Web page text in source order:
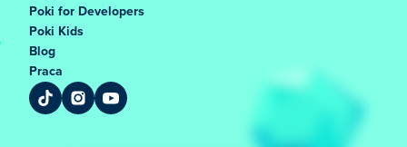
Poki for Developers
Poki Kids
Blog
Praca